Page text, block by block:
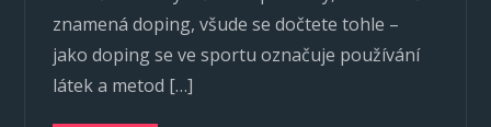
znamená doping, všude se dočtete tohle –
jako doping se ve sportu označuje používání
látek a metod […]